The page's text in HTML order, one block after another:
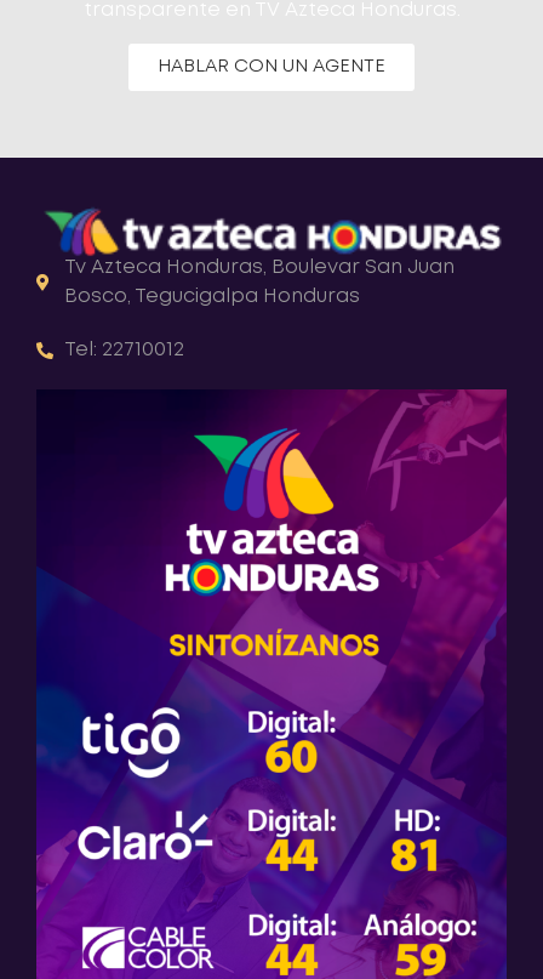
transparente en TV Azteca Honduras.
HABLAR CON UN AGENTE
Tv Azteca Honduras, Boulevar San Juan
Bosco, Tegucigalpa Honduras
Tel: 22710012